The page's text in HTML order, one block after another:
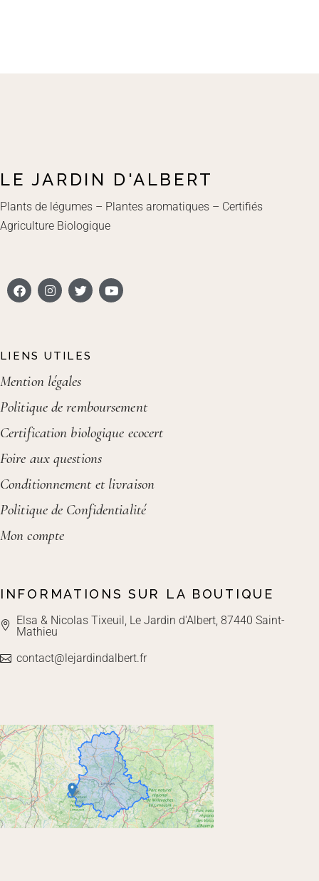
LE JARDIN D'ALBERT
Plants de légumes – Plantes aromatiques – Certifiés
Agriculture Biologique
LIENS UTILES
Mention légales
Politique de remboursement
Certification biologique ecocert
Foire aux questions
Conditionnement et livraison
Politique de Confidentialité
Mon compte
INFORMATIONS SUR LA BOUTIQUE
Elsa & Nicolas Tixeuil, Le Jardin d'Albert, 87440 Saint-
Mathieu
contact@lejardindalbert.fr